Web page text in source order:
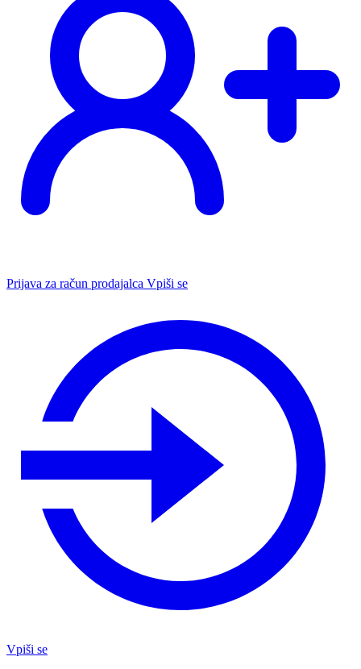
Prijava za račun prodajalca Vpiši se
Vpiši se